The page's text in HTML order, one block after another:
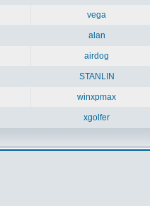
vega
alan
airdog
STANLIN
winxpmax
xgolfer